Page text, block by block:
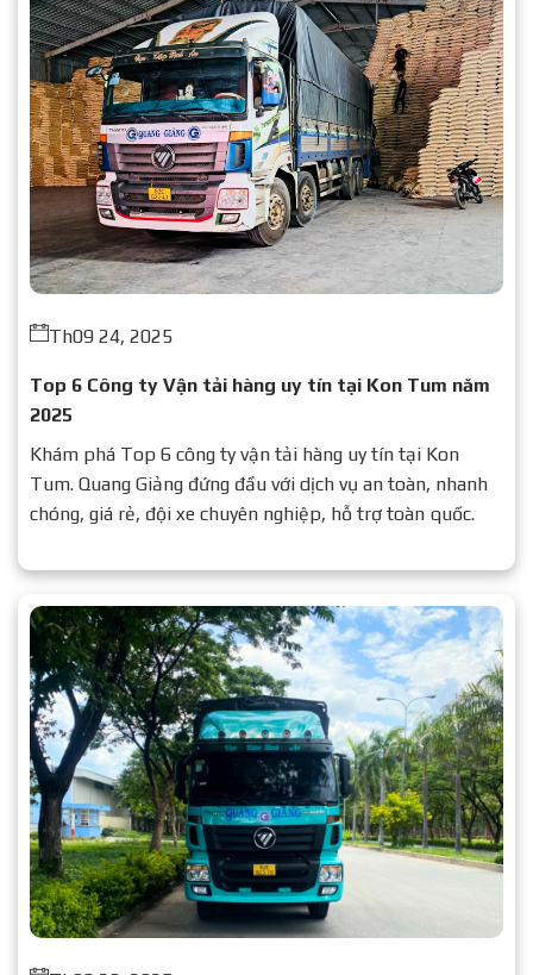
Th09 24, 2025
Top 6 Công ty Vận tải hàng uy tín tại Kon Tum năm
2025
Khám phá Top 6 công ty vận tải hàng uy tín tại Kon
Tum. Quang Giảng đứng đầu với dịch vụ an toàn, nhanh
chóng, giá rẻ, đội xe chuyên nghiệp, hỗ trợ toàn quốc.